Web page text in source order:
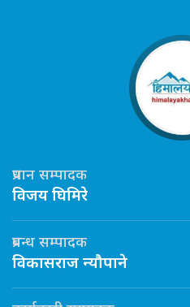
प्रधान सम्पादक
विजय घिमिरे
प्रबन्ध सम्पादक
विकासराज न्यौपाने